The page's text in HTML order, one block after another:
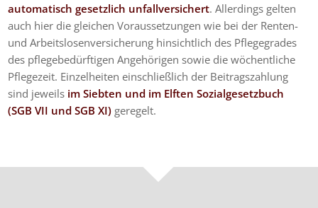
automatisch gesetzlich unfallversichert. Allerdings gelten
auch hier die gleichen Voraussetzungen wie bei der Renten-
und Arbeitslosenversicherung hinsichtlich des Pflegegrades
des pflegebedürftigen Angehörigen sowie die wöchentliche
Pflegezeit. Einzelheiten einschließlich der Beitragszahlung
sind jeweils im Siebten und im Elften Sozialgesetzbuch
(SGB VII und SGB XI) geregelt.